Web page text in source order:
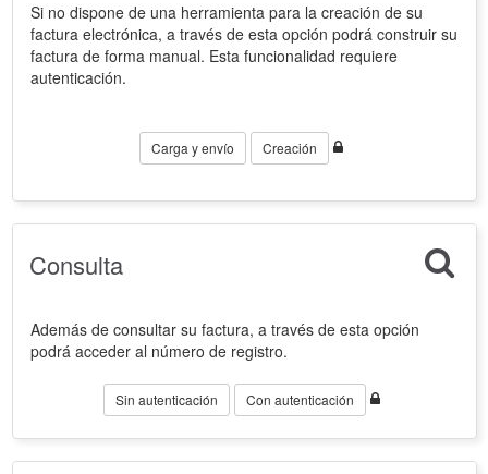
Si no dispone de una herramienta para la creación de su
factura electrónica, a través de esta opción podrá construir su
factura de forma manual. Esta funcionalidad requiere
autenticación.
Carga y envío Creación
Consulta
Además de consultar su factura, a través de esta opción
podrá acceder al número de registro.
Sin autenticación Con autenticación